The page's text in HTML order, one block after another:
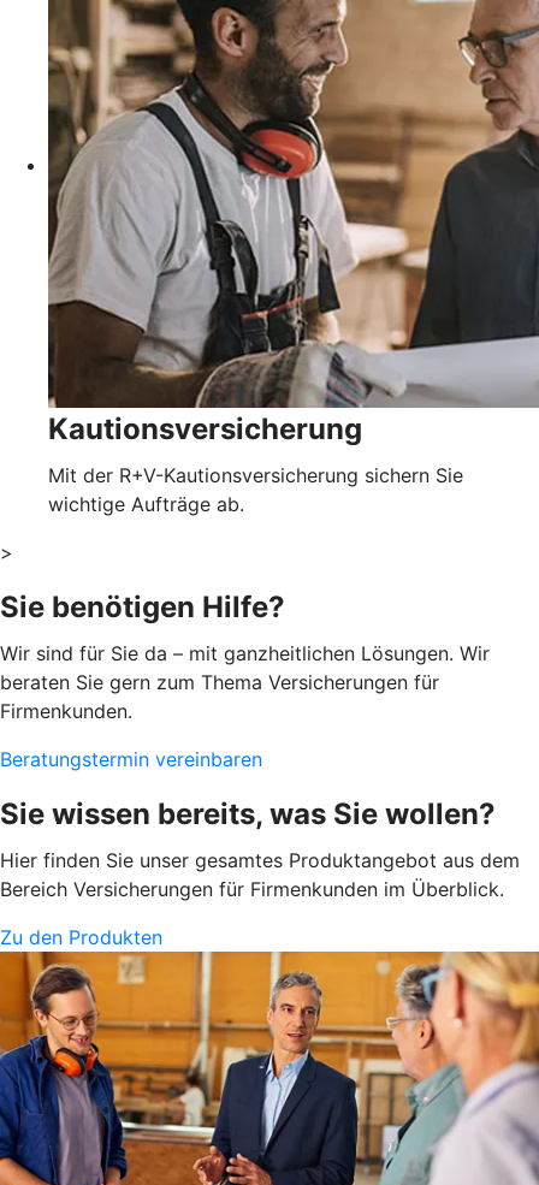
Kautionsversicherung
Mit der R+V-Kautionsversicherung sichern Sie
wichtige Aufträge ab.
>
Sie benötigen Hilfe?
Wir sind für Sie da – mit ganzheitlichen Lösungen. Wir
beraten Sie gern zum Thema Versicherungen für
Firmenkunden.
Beratungstermin vereinbaren
Sie wissen bereits, was Sie wollen?
Hier finden Sie unser gesamtes Produktangebot aus dem
Bereich Versicherungen für Firmenkunden im Überblick.
Zu den Produkten